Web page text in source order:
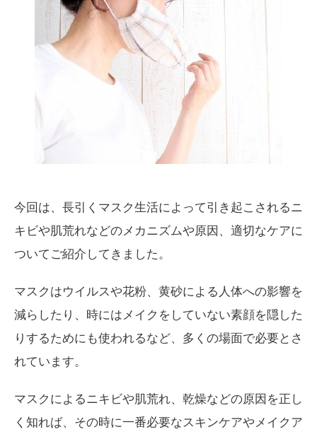
今回は、長引くマスク生活によって引き起こされるニ
キビや肌荒れなどのメカニズムや原因、適切なケアに
ついてご紹介してきました。
マスクはウイルスや花粉、黄砂による人体への影響を
減らしたり、時にはメイクをしていない素顔を隠した
りするためにも使われるなど、多くの場面で必要とさ
れています。
マスクによるニキビや肌荒れ、乾燥などの原因を正し
く知れば、その時に一番必要なスキンケアやメイクア